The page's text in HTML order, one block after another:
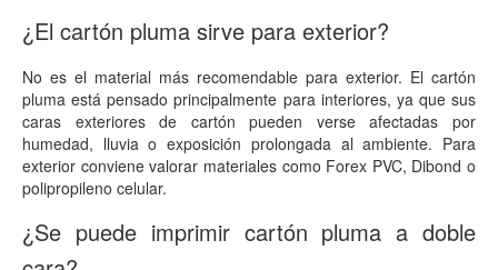
¿El cartón pluma sirve para exterior?
No es el material más recomendable para exterior. El cartón
pluma está pensado principalmente para interiores, ya que sus
caras exteriores de cartón pueden verse afectadas por
humedad, lluvia o exposición prolongada al ambiente. Para
exterior conviene valorar materiales como Forex PVC, Dibond o
polipropileno celular.
¿Se puede imprimir cartón pluma a doble